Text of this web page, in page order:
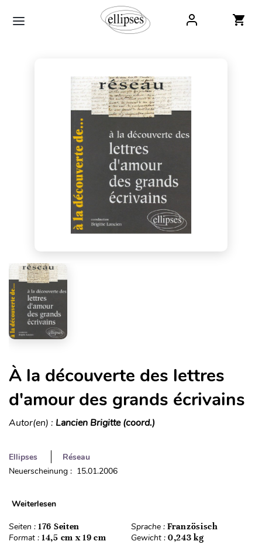
À la découverte des lettres
d'amour des grands écrivains
Autor(en) : Lancien Brigitte (coord.)
Ellipses
Réseau
Neuerscheinung : 15.01.2006
Weiterlesen
Seiten : 176 Seiten Sprache : Französisch
Format : 14,5 cm x 19 cm Gewicht : 0,243 kg